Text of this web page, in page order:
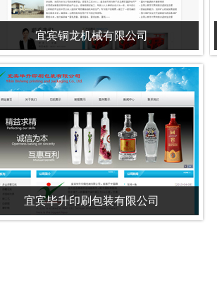
宜宾铜龙机械有限公司
宜宾毕升印刷包装有限公司